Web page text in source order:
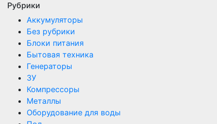
Рубрики
Аккумуляторы
Без рубрики
Блоки питания
Бытовая техника
Генераторы
ЗУ
Компрессоры
Металлы
Оборудование для воды